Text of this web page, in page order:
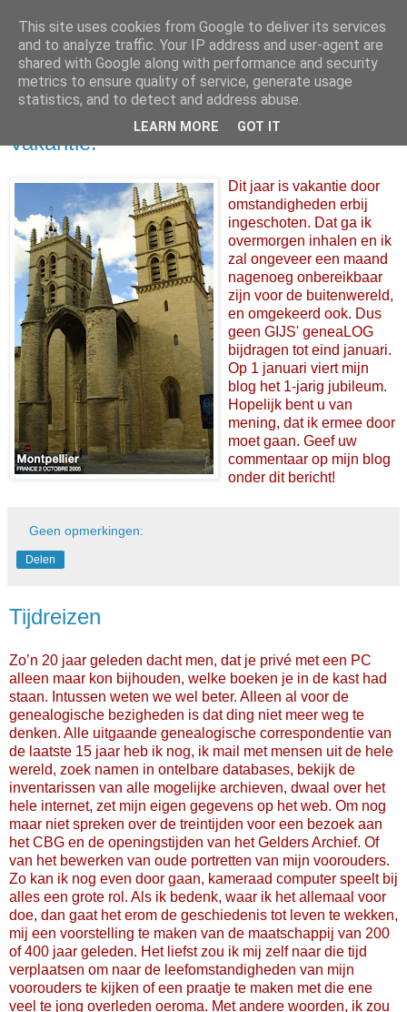
Vakantie!
Dit jaar is vakantie door
omstandigheden erbij
ingeschoten. Dat ga ik
overmorgen inhalen en ik
zal ongeveer een maand
nagenoeg onbereikbaar
zijn voor de buitenwereld,
en omgekeerd ook. Dus
geen GIJS' geneaLOG
bijdragen tot eind januari.
Op 1 januari viert mijn
blog het 1-jarig jubileum.
Hopelijk bent u van
mening, dat ik ermee door
moet gaan. Geef uw
commentaar op mijn blog
onder dit bericht!
Geen opmerkingen:
Delen
Tijdreizen
Zo’n 20 jaar geleden dacht men, dat je privé met een PC
alleen maar kon bijhouden, welke boeken je in de kast had
staan. Intussen weten we wel beter. Alleen al voor de
genealogische bezigheden is dat ding niet meer weg te
denken. Alle uitgaande genealogische correspondentie van
de laatste 15 jaar heb ik nog, ik mail met mensen uit de hele
wereld, zoek namen in ontelbare databases, bekijk de
inventarissen van alle mogelijke archieven, dwaal over het
hele internet, zet mijn eigen gegevens op het web. Om nog
maar niet spreken over de treintijden voor een bezoek aan
het CBG en de openingstijden van het Gelders Archief. Of
van het bewerken van oude portretten van mijn voorouders.
Zo kan ik nog even door gaan, kameraad computer speelt bij
alles een grote rol. Als ik bedenk, waar ik het allemaal voor
doe, dan gaat het erom de geschiedenis tot leven te wekken,
mij een voorstelling te maken van de maatschappij van 200
of 400 jaar geleden. Het liefst zou ik mij zelf naar die tijd
verplaatsen om naar de leefomstandigheden van mijn
voorouders te kijken of een praatje te maken met die ene
veel te jong overleden oeroma. Met andere woorden, ik zou
This site uses cookies from Google to deliver its services
and to analyze traffic. Your IP address and user-agent are
shared with Google along with performance and security
metrics to ensure quality of service, generate usage
statistics, and to detect and address abuse.
LEARN MORE GOT IT